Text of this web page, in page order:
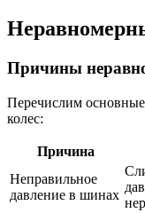
Причины
Перечислим
колес:
Причина
Неправильное
давление в шинах